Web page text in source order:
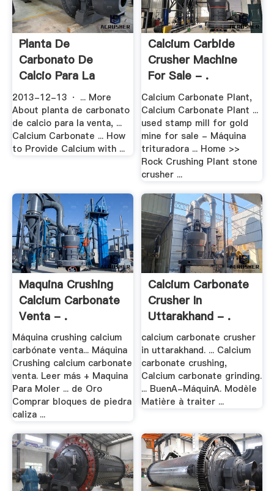
Planta De
Carbonato De
Calcio Para La
Venta - .
2013-12-13 · ... More
About planta de carbonato
de calcio para la venta, ...
Calcium Carbonate ... How
to Provide Calcium with ...
Calcium Carbide
Crusher Machine
For Sale - .
Calcium Carbonate Plant,
Calcium Carbonate Plant ...
used stamp mill for gold
mine for sale - Máquina
trituradora ... Home >>
Rock Crushing Plant stone
crusher ...
Maquina Crushing
Calcium Carbonate
Venta - .
Máquina crushing calcium
carbónate venta... Máquina
Crushing calcium carbonate
venta. Leer más + Maquina
Para Moler ... de Oro
Comprar bloques de piedra
caliza ...
Calcium Carbonate
Crusher In
Uttarakhand - .
calcium carbonate crusher
in uttarakhand. ... Calcium
carbonate crushing,
Calcium carbonate grinding.
... BuenA-MáquinA. Modèle
Matière à traiter ...